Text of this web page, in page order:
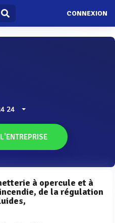
CONNEXION
24
à opercule et à
de la régulation